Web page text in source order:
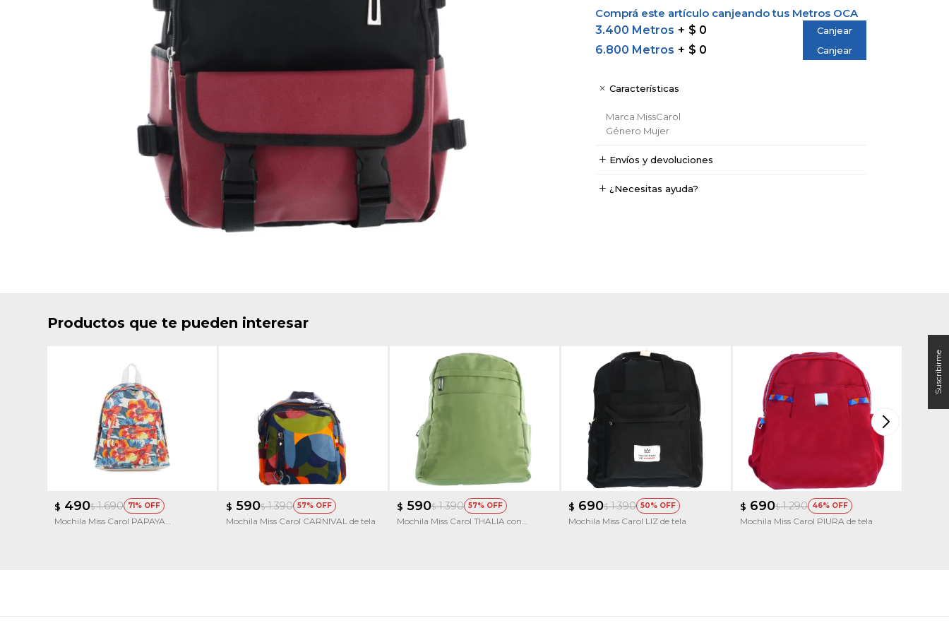
Comprá este artículo canjeando tus Metros OCA
3.400 Metros
$ 0 Canjear
6.800 Metros $ 0 Canjear
Características
Marca MissCarol
Género Mujer
Envíos y devoluciones
¿Necesitas ayuda?
Productos que te pueden interesar
$ 490$ 1.690 71
Mochila Miss Carol PAPAYA
$ 590$ 1.390 57
Mochila Miss Carol CARNIVAL de tela
$ 590$ 1.390 57
Mochila Miss Carol THALIA con
$ 690$ 1.390 50
Mochila Miss Carol LIZ de tela
$ 690$ 1.290 46
Mochila Miss Carol PIURA de tela